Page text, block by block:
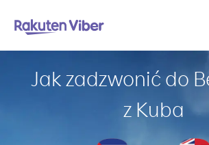
Jak zadzwonić do
z Kuba